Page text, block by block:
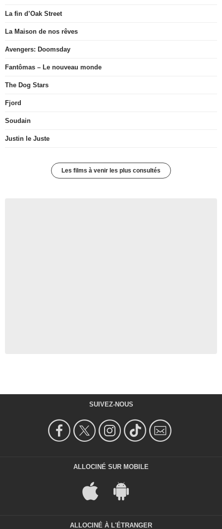
La fin d’Oak Street
La Maison de nos rêves
Avengers: Doomsday
Fantômas – Le nouveau monde
The Dog Stars
Fjord
Soudain
Justin le Juste
Les films à venir les plus consultés
SUIVEZ-NOUS
ALLOCINÉ SUR MOBILE
ALLOCINÉ À L'ÉTRANGER